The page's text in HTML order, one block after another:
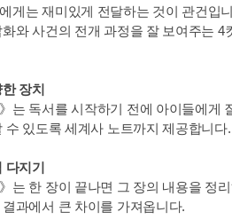
게는 재미있게 전달하는 것이 관건입
와 사건의 전개 과정을 잘 보여주는
장치
는 독서를 시작하기 전에 아이들에
수 있도록 세계사 노트까지 제공합니
다지기
는 한 장이 끝나면 그 장의 내용을 정
과에서 큰 차이를 가져옵니다.